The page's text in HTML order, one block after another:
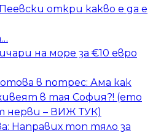
откри какво е да е
на море за €10 евро
в потрес: Ама как
в тая София?! (ето
нерви – ВИЖ ТУК)
Направих топ тяло за